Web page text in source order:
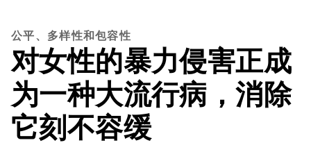
公平、多样性和包容性
对女性的暴力侵害正成
为一种大流行病，消除
它刻不容缓